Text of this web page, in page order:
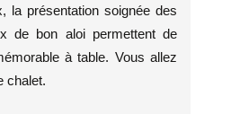
la présentation soignée des
de bon aloi permettent de
à table. Vous allez
chalet.